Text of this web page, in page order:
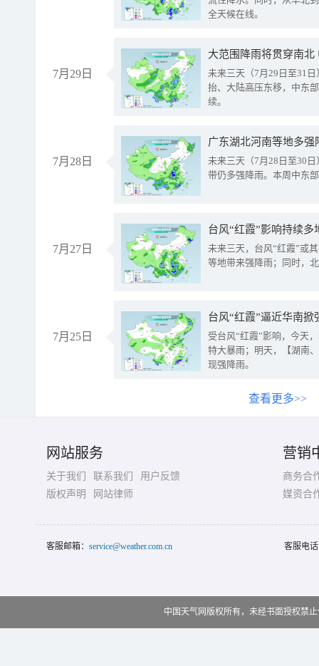
全天候在线。
7月29日
大范围降雨将贯穿南
未来三天（7月29日至31
抬、大陆高压东移，中东
续。
7月28日
广东湖北河南等地多
未来三天（7月28日至30
带仍多强降雨。本周中东
7月27日
台风“红霞”影响持续
未来三天，台风“红霞”或
等地带来强降雨；同时，
7月25日
台风“红霞”逼近华南
受台风“红霞”影响，今天
特大暴雨；明天，【湖南
现强降雨。
查看更多>>
网站服务
关于我们 联系我们
用户反馈
版权声明
网站律师
营销
商务合
媒资合
客服邮箱： service@weather.com.cn 客服电
中国天气网版权所有，未经书面授权